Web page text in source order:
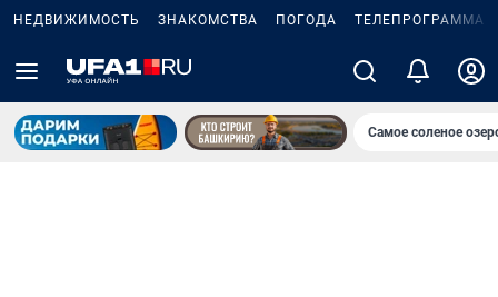
НЕДВИЖИМОСТЬ ЗНАКОМСТВА ПОГОДА ТЕЛЕПРОГРАММА
Самое соленое